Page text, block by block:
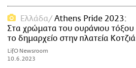
Ελλάδα
Athens Pride 2023:
Στα χρώματα του ουράνιου τόξου
το δημαρχείο στην πλατεία Κοτζιά
LifO Newsroom
10.6.2023